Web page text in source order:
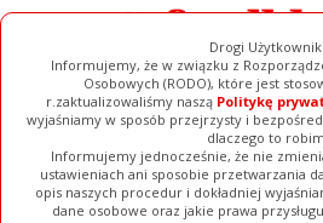
Drogi
Informujemy, że w związku z
Osobowych (RODO), które jest
r.zaktualizowaliśmy naszą Politykę
wyjaśniamy w sposób przejrzysty i
dlaczego to
Informujemy jednocześnie, że nie
ustawieniach ani sposobie przetwarzania
opis naszych procedur i dokładniej
dane osobowe oraz jakie prawa
[ ZAMKNIJ
Ogłoszenia Filmy Galerie